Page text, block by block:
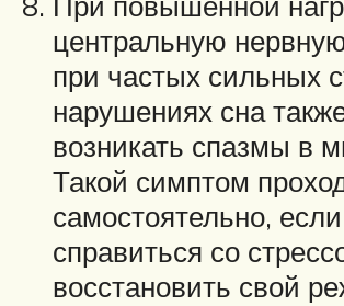
центральную
при частых сильных
нарушениях сна
возникать спазмы в
Такой симптом
самостоятельно,
справиться со
восстановить свой